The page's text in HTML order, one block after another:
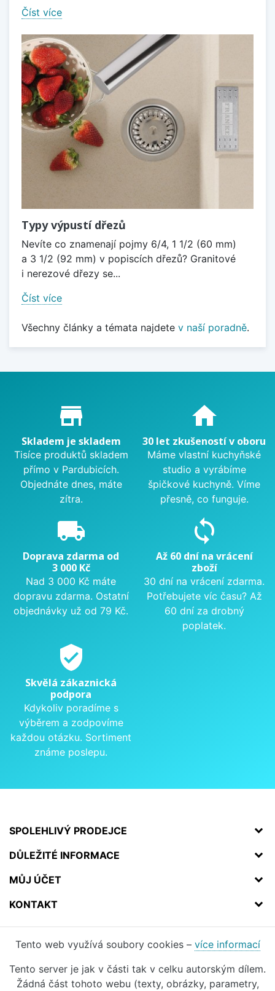
Číst více
Typy výpustí dřezů
Nevíte co znamenají pojmy 6/4, 1 1/2 (60 mm)
a 3 1/2 (92 mm) v popiscích dřezů? Granitové
i nerezové dřezy se...
Číst více
Všechny články a témata najdete v naší poradně.
Proč nakupovat u nás?
store_mall_directory
Skladem je skladem
Tisíce produktů skladem
přímo v Pardubicích.
Objednáte dnes, máte
zítra.
home
30 let zkušeností v oboru
Máme vlastní kuchyňské
studio a vyrábíme
špičkové kuchyně. Víme
přesně, co funguje.
local_shipping
Doprava zdarma od
3 000 Kč
Nad 3 000 Kč máte
dopravu zdarma. Ostatní
objednávky už od 79 Kč.
sync
Až 60 dní na vrácení
zboží
30 dní na vrácení zdarma.
Potřebujete víc času? Až
60 dní za drobný
poplatek.
verified_user
Skvělá zákaznická
podpora
Kdykoliv poradíme s
výběrem a zodpovíme
každou otázku. Sortiment
známe poslepu.
SPOLEHLIVÝ PRODEJCE
DŮLEŽITÉ INFORMACE
MŮJ ÚČET
KONTAKT
Tento web využívá soubory cookies – více informací
Tento server je jak v části tak v celku autorským dílem.
Žádná část tohoto webu (texty, obrázky, parametry,